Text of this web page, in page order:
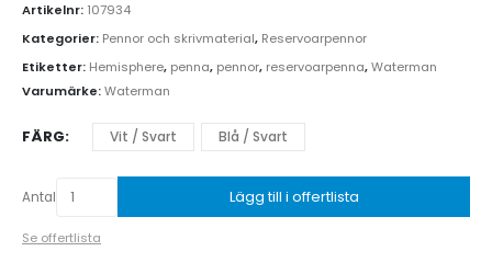
Artikelnr: 107934
Kategorier: Pennor och skrivmaterial, Reservoarpennor
Etiketter: Hemisphere, penna, pennor, reservoarpenna,Waterman
Varumärke:Waterman
FÄRG Vit / Svart Blå / Svart
Antal Lägg till i offertlista
Se offertlista